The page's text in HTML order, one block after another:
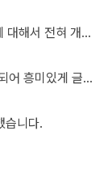
할말이 많지만... 한국에만 있는 직업이라는 것에 대해서 전혀 개의치도 않고 부끄러워할 이유도 없다고 봅니다. 이 직업군에 대해서 이해라며녀 00년대에 무슨일이 일어났었는지.. 알필요가 있고 국내만의 특수한 환경때문에 만들어진 직업군이고... 근래에 들어 국제화가 되면서 문제시 몇몇분이 문제삼는것 같은데... 본인의 업무 바운더리는 본인이 만드는거지.. 그 단어안에 갇혀서 본인의 수준이나 인식을 만든다고 보지 않습니다. 코더니 UI개발자니, 퍼블리셔니, FE니.. 웹마스터니 풀스택이니 ㅎㅎ 많은 직업군으로 불리우고 있지만 솔직히 본인의 역량에 따라 불리운다고 생각합니다. 당시에 신현석님이 던진 하나의 단어에 여전히 밥먹고 살고 있고, 때때론 자부심도 느낍니다.
안녕하세요. 이런 글타래가 있는지 이제야 알게되어 흥미있게 글타래를 읽어보았네요. 제가 방금 글타래라고 쓴것처럼, 댓글이라는 단어에도 여러 다른 이름이 존재한다는 것을 우리는 암묵적으로 알고 있을 거라 생각하는데요 EX 1.) 글타래(민 우리말. 인터넷 게시판에서 어떤 게시글과 그에 대한 답신으로 쓰여진 게시글들의 모임. [NAVER 국어사전 글 인용]) = 댓글(게시물 밑에 남길 수 있는 글을 표현한 단어) = 코멘트(영어 코멘트를 한국어로 표현한 단어) = 리플(영어 reple을 한국어로 표현한 단어) = 스레드(thread) EX 2.) Height(사물의 높이, 사람의 키&신장, 키가 높음, 지상으로부터의 고도) 해당 단어는 발음에서 논란이 된적이 있습니다. (설마.. 고인물만 아는 거일지도...T^T..) 미국, 영국 등 주요국가에서는 해당 단어의 발음을 한국어 발음 표현으로 '하이트' or '하잍' 라고 읽으나, 스페인어로 해당 단어는 '헤이트' or '헤잍' 라고 읽습니다. 전 세계적으로 스페인어를 쓰는 인구는 2019년 3월 기준으로 4억 6천만명이며, 영어를 사용하는 인구는 3억 7천만명이라고 구글검색에 나옵니다. EX 3.) 2023년 현재 우리나라에서는 각 세대 별로 쓰는 한 가지 표현에 대한 단어들도 다릅니다. 50대 이상이신 분들은 한자어를 주로 사용하신 세대들이고, 10대 ~ 20대분들은 줄임말 또는 은어를 만들어 주로 사용하고 있습니다. 위의 예시와 같이 한 가지를 가리키는 명사에 여러가지 표현이 존재하고, 모든 사람들이 표준어 하나만 사용하고 있지 않으며, 전라도, 충정도, 경상도 방언이 존재한다는 사실도 암묵적으로 우리는 알고 있다 생각합니다 물론, 표준어처럼 한 가지 표현만 존재하면 다시 한번 확인하는 절차없이 의사소통이 원활할테지만, 우리는 일상속에서도 방언이나 댓글, 줄임말 등의 다른 표현들을 받아들이고 있는 존재들입니다. 만드신 분의 말씀대로 그저 지나온 과거에서는 그 표현이 필요하여 쓰여졌었다고 이해하고 넘어가시면 어떨까하여 주절대며 나불거려보았네요.. PS. 쓰잘데기 없는 제 생각을 읽어주셔서 고맙습니다.. AI도 발전해나가고 있는 마당에 같은 인종끼리 싸우지 맙시다~~~ㅋㅋㅋ
습니다.